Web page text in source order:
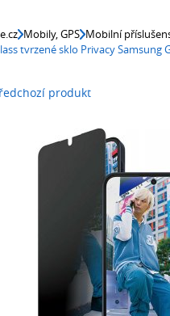
Mobily, GPS Mobilní
tvrzené sklo Privacy Samsung
produkt